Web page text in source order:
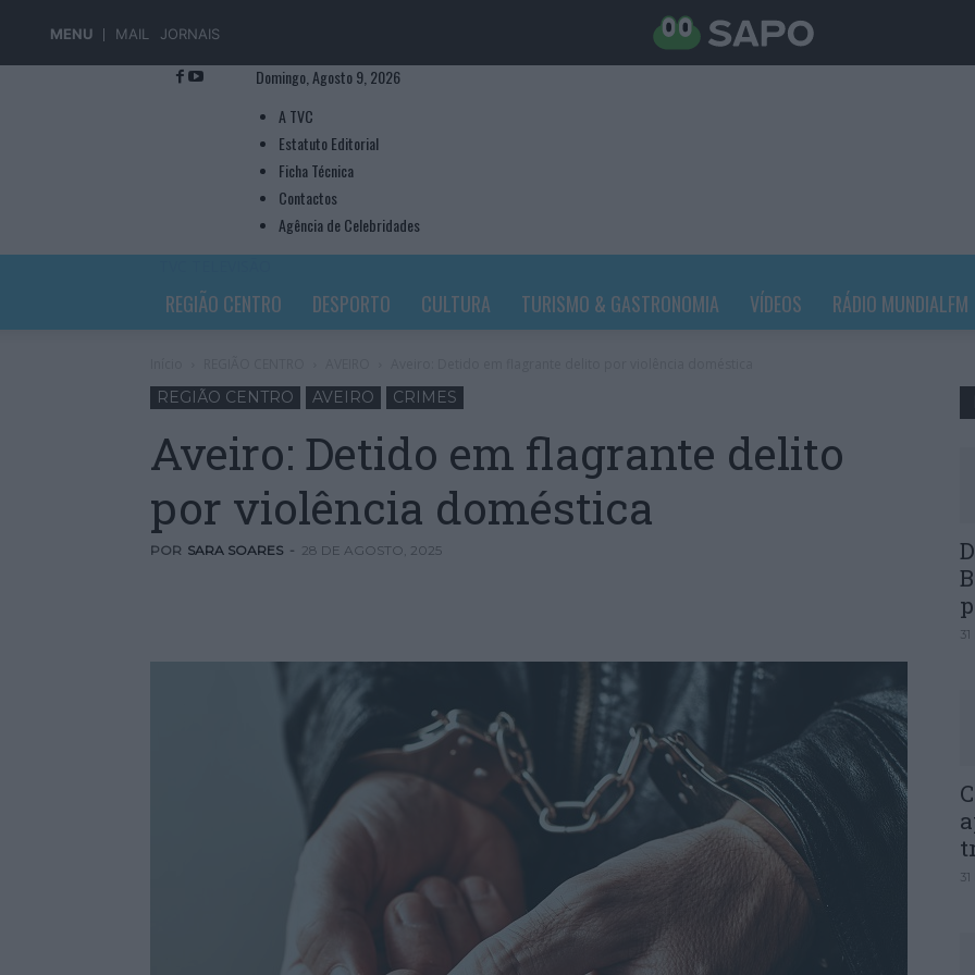
MENU MAIL JORNAIS
Domingo, Agosto 9, 2026
A TVC
Estatuto Editorial
Ficha Técnica
Contactos
Agência de Celebridades
REGIÃO CENTRO DESPORTO CULTURA TURISMO & GASTRONOMIA VÍDEOS RÁDIO MUNDIALFM
REGIÃO CENTRO AVEIRO CRIMES
Aveiro: Detido em flagrante delito
por violência doméstica
POR SARA SOARES - 28 DE AGOSTO, 2025